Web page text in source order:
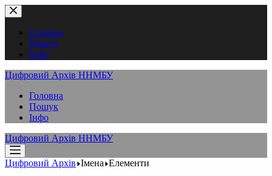
Перейти
до
вмістуГоловна
Пошук
Інфо
Цифровий Архів ННМБУ
Головна
Пошук
Інфо
Цифровий Архів ННМБУ
Цифровий Архів Імена Елементи